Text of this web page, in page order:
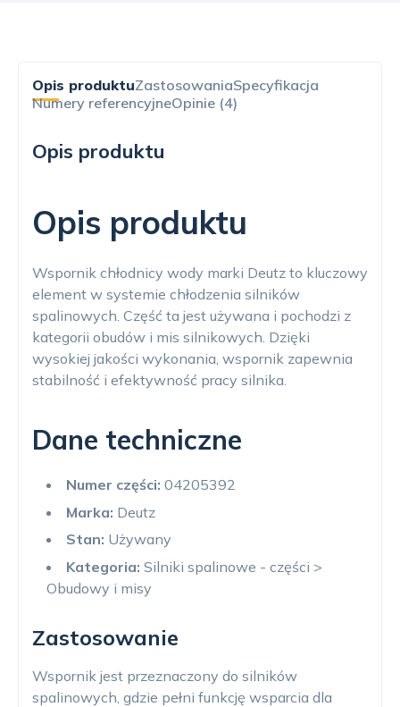
Opis produktuZastosowaniaSpecyfikacja
Numery referencyjneOpinie (4)
Opis produktu
Opis produktu
Wspornik chłodnicy wody marki Deutz to kluczowy
element w systemie chłodzenia silników
spalinowych. Część ta jest używana i pochodzi z
kategorii obudów i mis silnikowych. Dzięki
wysokiej jakości wykonania, wspornik zapewnia
stabilność i efektywność pracy silnika.
Dane techniczne
Numer części: 04205392
Marka: Deutz
Stan: Używany
Kategoria: Silniki spalinowe - części >
Obudowy i misy
Zastosowanie
Wspornik jest przeznaczony do silników
spalinowych, gdzie pełni funkcję wsparcia dla